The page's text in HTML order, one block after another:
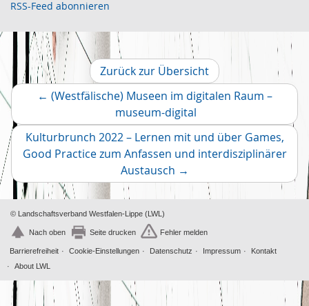
Mai 2
April 2
März 2
Februar 2
Januar 1
Dezember 2
November 2
RSS-Feed abonnieren
← (Westfälische) Museen im digitalen Raum –
museum-digital
Artikel
Zurück zur Übersicht
Kulturbrunch 2022 – Lernen mit und über Games,
Good Practice zum Anfassen und interdisziplinärer
Austausch Nächster
Artikel
→
© Landschaftsverband Westfalen-Lippe (LWL)
Nach oben Seite drucken Fehler melden
Barrierefreiheit Cookie-Einstellungen Datenschutz Impressum
Kontakt
About LWL